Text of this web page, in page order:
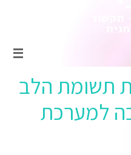
תשומת הלב
למערכת